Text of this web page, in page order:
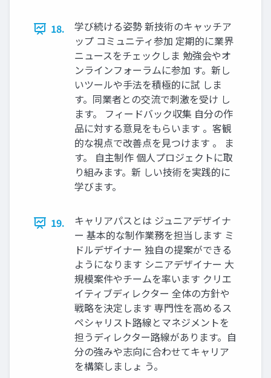
18.
学び続ける姿勢 新技術のキャッチア
ップ コミュニティ参加 定期的に業界
ニュースをチェックしま 勉強会やオ
ンラインフォーラムに参加 す。新し
いツールや手法を積極的に試 しま
す。同業者との交流で刺激を受け し
ます。 フィードバック収集 自分の作
品に対する意見をもらいます 。客観
的な視点で改善点を見つけます 。 ま
す。 自主制作 個人プロジェクトに取
り組みます。新 しい技術を実践的に
学びます。
19.
キャリアパスとは ジュニアデザイナ
ー 基本的な制作業務を担当します ミ
ドルデザイナー 独自の提案ができる
ようになります シニアデザイナー 大
規模案件やチームを率います クリエ
イティブディレクター 全体の方針や
戦略を決定します 専門性を高めるス
ペシャリスト路線とマネジメントを
担うディレクター路線があります。自
分の強みや志向に合わせてキャリア
を構築しましょ う。